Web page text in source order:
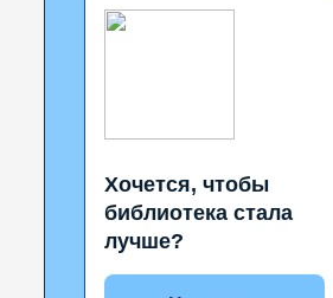
Хочется, чтобы
библиотека стала
лучше?